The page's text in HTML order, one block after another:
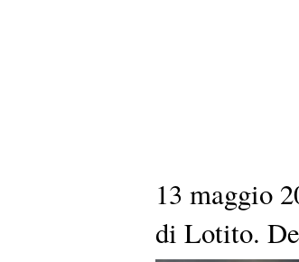
13 maggio
di Lotito.